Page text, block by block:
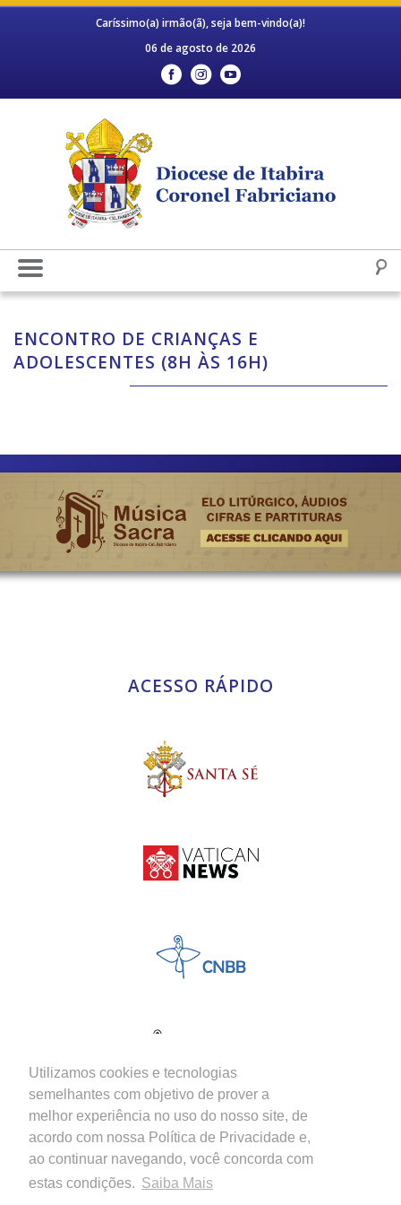
Utilizamos cookies e tecnologias
semelhantes com objetivo de prover a
melhor experiência no uso do nosso site, de
acordo com nossa Política de Privacidade e,
ao continuar navegando, você concorda com
estas condições. Saiba Mais
Caríssimo(a) irmão(ã), seja bem-vindo(a)!
06 de agosto de 2026
ENCONTRO DE CRIANÇAS E
ADOLESCENTES (8H ÀS 16H)
ACESSO RÁPIDO